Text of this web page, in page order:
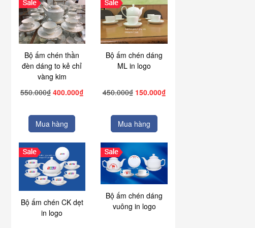
Bộ ấm chén thần
đèn dáng to kẻ chỉ
vàng kim
550.000₫ 400.000₫
Mua hàng
Bộ ấm chén dáng
ML in logo
450.000₫ 150.000₫
Mua hàng
Bộ ấm chén CK dẹt
in logo
Bộ ấm chén dáng
vuông in logo